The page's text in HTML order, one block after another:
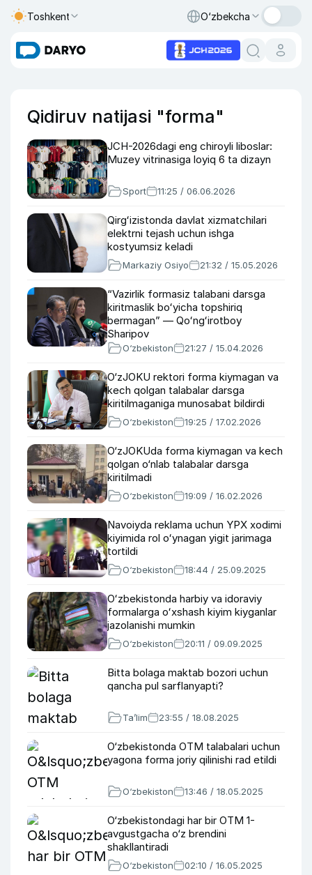
Toshkent O‘zbekcha
Qidiruv natijasi "forma"
JCH-2026dagi eng chiroyli liboslar:
Muzey vitrinasiga loyiq 6 ta dizayn
Sport 11:25 / 06.06.2026
Qirgʻizistonda davlat xizmatchilari
elektrni tejash uchun ishga
kostyumsiz keladi
Markaziy Osiyo 21:32 / 15.05.2026
“Vazirlik formasiz talabani darsga
kiritmaslik boʻyicha topshiriq
bermagan” — Qoʻngʻirotboy
Sharipov
O‘zbekiston 21:27 / 15.04.2026
O‘zJOKU rektori forma kiymagan va
kech qolgan talabalar darsga
kiritilmaganiga munosabat bildirdi
O‘zbekiston 19:25 / 17.02.2026
O‘zJOKUda forma kiymagan va kech
qolgan o‘nlab talabalar darsga
kiritilmadi
O‘zbekiston 19:09 / 16.02.2026
Navoiyda reklama uchun YPX xodimi
kiyimida rol oʻynagan yigit jarimaga
tortildi
O‘zbekiston 18:44 / 25.09.2025
Oʻzbekistonda harbiy va idoraviy
formalarga oʻxshash kiyim kiyganlar
jazolanishi mumkin
O‘zbekiston 20:11 / 09.09.2025
Bitta bolaga maktab bozori uchun
qancha pul sarflanyapti?
Ta’lim 23:55 / 18.08.2025
O‘zbekistonda OTM talabalari uchun
yagona forma joriy qilinishi rad etildi
O‘zbekiston 13:46 / 18.05.2025
O‘zbekistondagi har bir OTM 1-
avgustgacha o‘z brendini
shakllantiradi
O‘zbekiston 02:10 / 16.05.2025